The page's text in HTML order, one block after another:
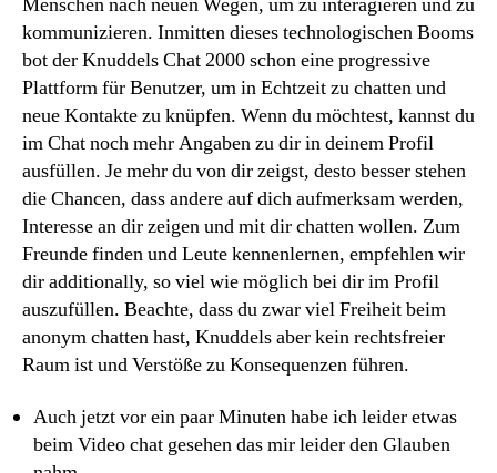
kommunizieren. Inmitten dieses technologischen Booms
bot der Knuddels Chat 2000 schon eine progressive
Plattform für Benutzer, um in Echtzeit zu chatten und
neue Kontakte zu knüpfen. Wenn du möchtest, kannst du
im Chat noch mehr Angaben zu dir in deinem Profil
ausfüllen. Je mehr du von dir zeigst, desto besser stehen
die Chancen, dass andere auf dich aufmerksam werden,
Interesse an dir zeigen und mit dir chatten wollen. Zum
Freunde finden und Leute kennenlernen, empfehlen wir
dir additionally, so viel wie möglich bei dir im Profil
auszufüllen. Beachte, dass du zwar viel Freiheit beim
anonym chatten hast, Knuddels aber kein rechtsfreier
Raum ist und Verstöße zu Konsequenzen führen.
Auch jetzt vor ein paar Minuten habe ich leider etwas
beim Video chat gesehen das mir leider den Glauben